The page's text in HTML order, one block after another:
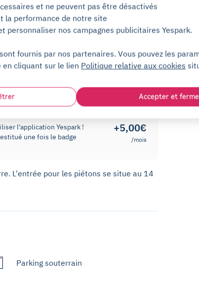
au parking grâce à votre téléphone via
».
l'application Yespark !
une fois le badge
+5,00€
/mois
L'entrée pour les piétons se situe au 14
Parking souterrain
et ne peuvent pas être désactivés
la performance de notre site
personnaliser nos campagnes publicitaires Yespark.
fournis par nos partenaires. Vous pouvez les
cliquant sur le lien Politique relative aux cookies
Accepter et